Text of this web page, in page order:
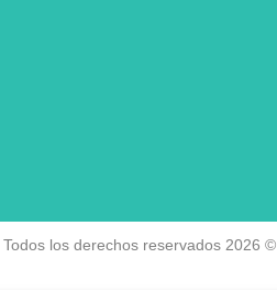
Todos los derechos reservados 2026 ©